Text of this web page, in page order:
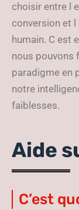
choisir entre l
conversion et l
humain. C est
nous pouvons
paradigme en
notre
faiblesses.
Aide
C’est